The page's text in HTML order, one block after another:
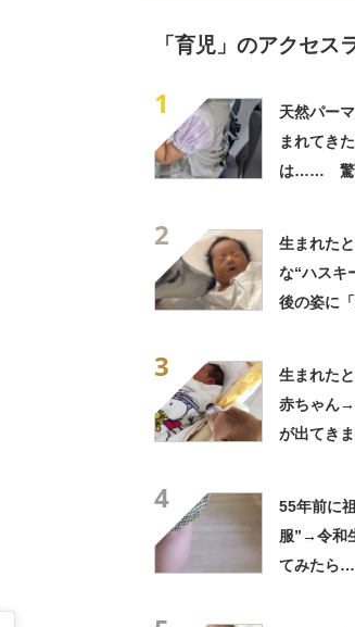
「育児」のアクセス
1
天然パー
まれてき
は…… 驚
2
生まれた
な“ハスキ
後の姿に
3
生まれた
赤ちゃん
が出てき
4
55年前に
服”→令和
てみたら